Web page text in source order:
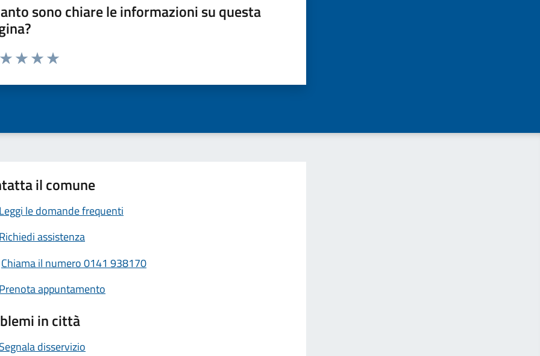
sono chiare le informazioni su questa
da 1 a 5 stelle la pagina
il comune
Leggi le domande frequenti
Richiedi assistenza
Chiama il numero 0141 938170
Prenota appuntamento
in città
Segnala disservizio